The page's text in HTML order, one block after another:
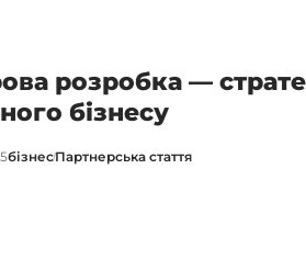
розробка —
бізнесу
бізнесПартнерська стаття